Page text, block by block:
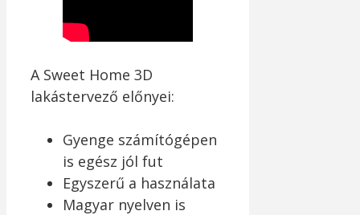
A Sweet Home 3D
lakástervező előnyei:
Gyenge számítógépen
is egész jól fut
Egyszerű a használata
Magyar nyelven is